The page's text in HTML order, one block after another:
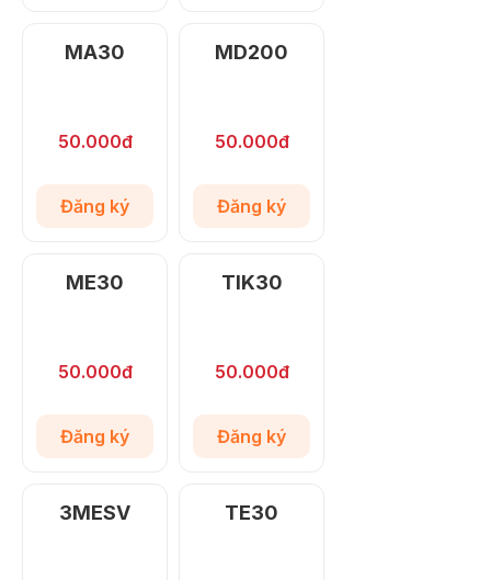
MA30
50.000đ
Đăng ký
MD200
50.000đ
Đăng ký
ME30
50.000đ
Đăng ký
TIK30
50.000đ
Đăng ký
3MESV TE30